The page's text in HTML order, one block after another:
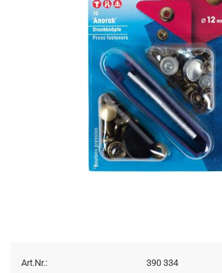
Art.Nr.:
390 334